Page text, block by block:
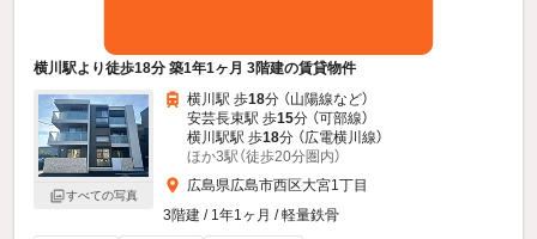
横川駅より徒歩18分 築1年1ヶ月 3階建の賃貸物件
すべての写真
横川駅 歩18分 （山陽線など）
安芸長束駅 歩15分 （可部線）
横川駅駅 歩18分 （広電横川線）
ほか3駅（徒歩20分圏内）
広島県広島市西区大宮1丁目
3階建 / 1年1ヶ月 / 軽量鉄骨